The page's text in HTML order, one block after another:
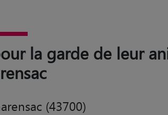
la garde de leur
(43700)